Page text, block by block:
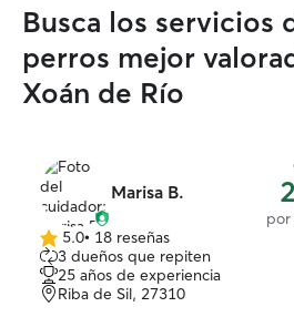
Busca los servicios
perros mejor
Xoán de Río
Marisa B.
por
5.0
de
5
estrellas
5.0• 18 reseñas
3 dueños que repiten
25 años de experiencia
Riba de Sil, 27310